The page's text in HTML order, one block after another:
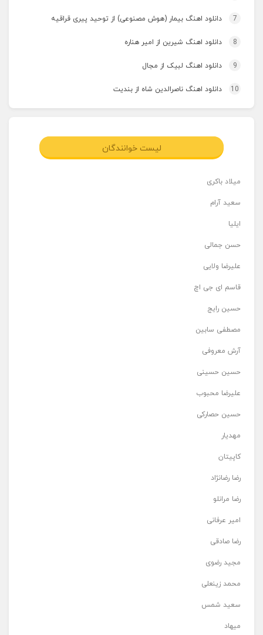
7 دانلود اهنگ بیمار (هوش مصنوعی) از توحید پیری قراقیه
8 دانلود اهنگ شیرین از امیر هناره
9 دانلود اهنگ لبیک از مجال
10 دانلود اهنگ ناصرالدین شاه از بندیت
لیست خوانندگان
میلاد باکری
سعید آرام
ایلیا
حسن جمالی
علیرضا ولایی
قاسم ای جی اچ
حسین رایج
مصطفی سابین
آرش معروفی
حسین حسینی
علیرضا محبوب
حسین حصارکی
مهدیار
کاپیتان
رضا رضانژاد
رضا مرانلو
امیر عرفانی
رضا صادقی
مجید رضوی
محمد زینعلی
سعید شمس
میهاد